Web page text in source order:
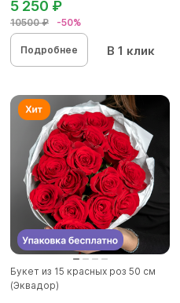
10500 ₽ -50%
5 250 ₽
Подробнее В 1 клик
Букет из 15 красных роз 50 см
(Эквадор)